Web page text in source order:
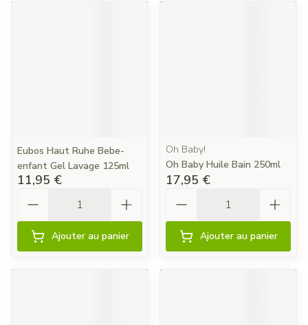
Eubos Haut Ruhe Bebe-
enfant Gel Lavage 125ml
11,95 €
Ajouter au panier
Oh Baby!
Oh Baby Huile Bain 250ml
17,95 €
Ajouter au panier